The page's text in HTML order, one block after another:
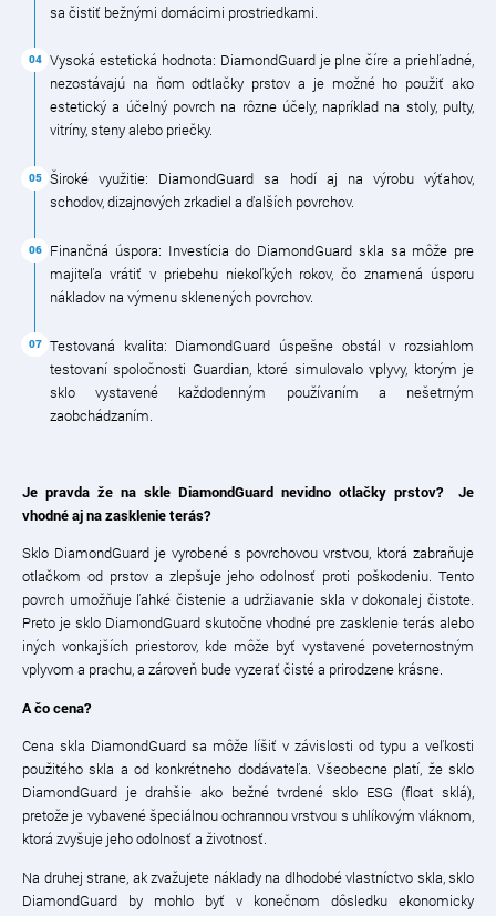
sa čistiť bežnými domácimi prostriedkami.
Vysoká estetická hodnota: DiamondGuard je plne číre a priehľadné,
nezostávajú na ňom odtlačky prstov a je možné ho použiť ako
estetický a účelný povrch na rôzne účely, napríklad na stoly, pulty,
vitríny, steny alebo priečky.
Široké využitie: DiamondGuard sa hodí aj na výrobu výťahov,
schodov, dizajnových zrkadiel a ďalších povrchov.
Finančná úspora: Investícia do DiamondGuard skla sa môže pre
majiteľa vrátiť v priebehu niekoľkých rokov, čo znamená úsporu
nákladov na výmenu sklenených povrchov.
Testovaná kvalita: DiamondGuard úspešne obstál v rozsiahlom
testovaní spoločnosti Guardian, ktoré simulovalo vplyvy, ktorým je
sklo vystavené každodenným používaním a nešetrným
zaobchádzaním.
Je pravda že na skle DiamondGuard nevidno otlačky prstov? Je
vhodné aj na zasklenie terás?
Sklo DiamondGuard je vyrobené s povrchovou vrstvou, ktorá zabraňuje
otlačkom od prstov a zlepšuje jeho odolnosť proti poškodeniu. Tento
povrch umožňuje ľahké čistenie a udržiavanie skla v dokonalej čistote.
Preto je sklo DiamondGuard skutočne vhodné pre zasklenie terás alebo
iných vonkajších priestorov, kde môže byť vystavené poveternostným
vplyvom a prachu, a zároveň bude vyzerať čisté a prirodzene krásne.
A čo cena?
Cena skla DiamondGuard sa môže líšiť v závislosti od typu a veľkosti
použitého skla a od konkrétneho dodávateľa. Všeobecne platí, že sklo
DiamondGuard je drahšie ako bežné tvrdené sklo ESG (float sklá),
pretože je vybavené špeciálnou ochrannou vrstvou s uhlíkovým vláknom,
ktorá zvyšuje jeho odolnosť a životnosť.
Na druhej strane, ak zvažujete náklady na dlhodobé vlastníctvo skla, sklo
DiamondGuard by mohlo byť v konečnom dôsledku ekonomicky